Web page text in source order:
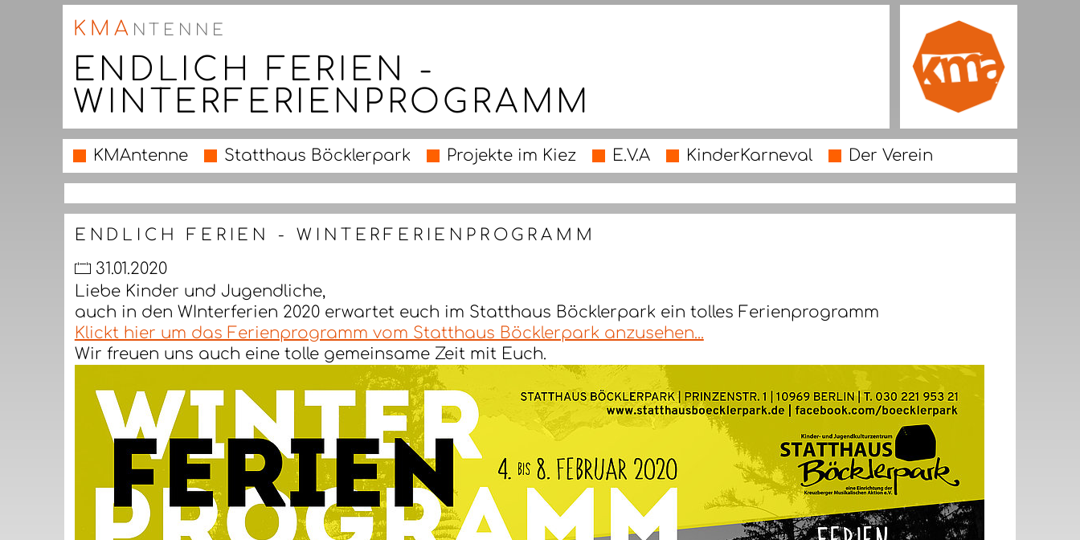
KMA NTENNE
ENDLICH FERIEN -
WINTERFERIENPROGRAMM
KMAntenne Statthaus Böcklerpark Projekte im Kiez E.V.A KinderKarneval Der Verein
ENDLICH FERIEN - WINTERFERIENPROGRAMM
31.01.2020
Liebe Kinder und Jugendliche,
auch in den WInterferien 2020 erwartet euch im Statthaus Böcklerpark ein tolles Ferienprogramm
Klickt hier um das Ferienprogramm vom Statthaus Böcklerpark anzusehen...
Wir freuen uns auch eine tolle gemeinsame Zeit mit Euch.